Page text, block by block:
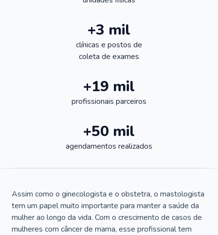
+3 mil
clínicas e postos de
coleta de exames
+19 mil
profissionais parceiros
+50 mil
agendamentos realizados
Assim como o ginecologista e o obstetra, o mastologista
tem um papel muito importante para manter a saúde da
mulher ao longo da vida. Com o crescimento de casos de
mulheres com câncer de mama, esse profissional tem